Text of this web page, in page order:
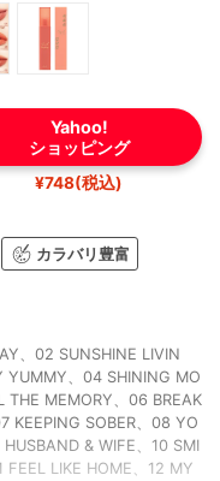
Yahoo!
ショッピング
¥748(税込)
カラバリ豊富
、02 SUNSHINE LIVIN
YUMMY、04 SHINING MO
THE MEMORY、06 BREAK
KEEPING SOBER、08 YO
& WIFE、10 SMI
FEEL LIKE HOME、12 MY